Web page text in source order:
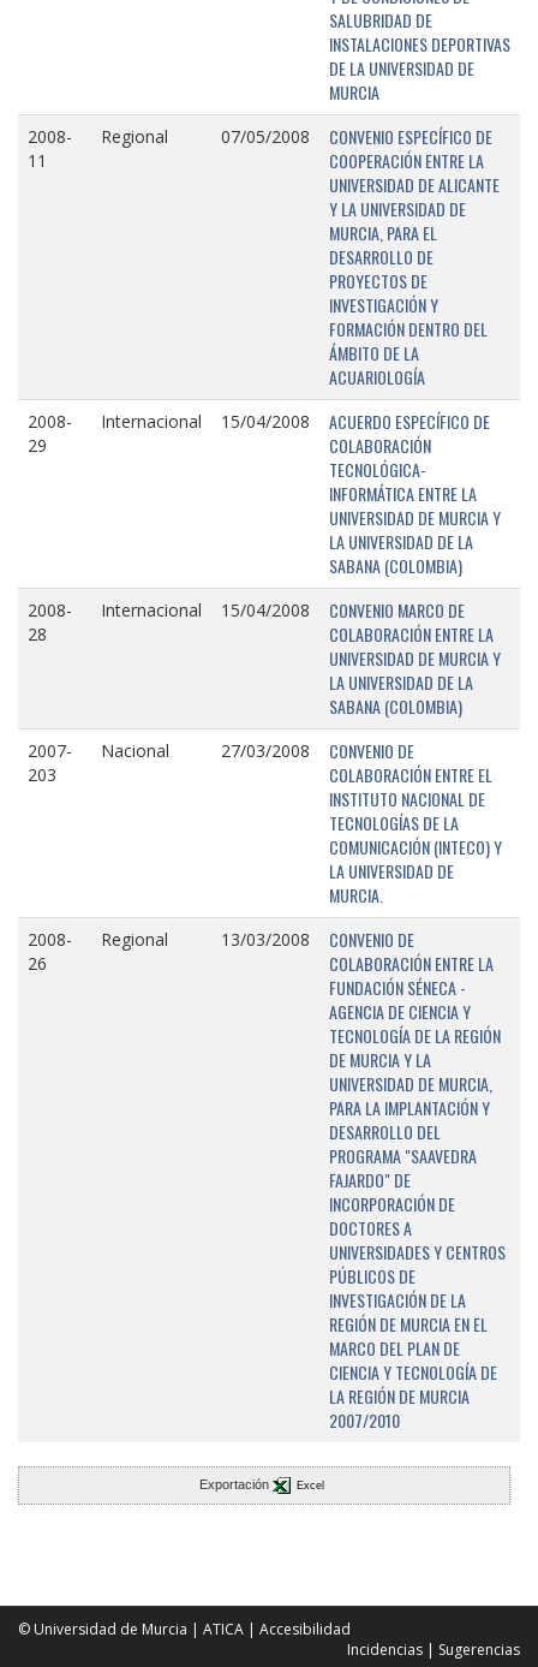
SALUBRIDAD DE
INSTALACIONES DEPORTIVAS
DE LA UNIVERSIDAD DE
MURCIA
2008-
11
Regional 07/05/2008
CONVENIO ESPECÍFICO DE
COOPERACIÓN ENTRE LA
UNIVERSIDAD DE ALICANTE
Y LA UNIVERSIDAD DE
MURCIA, PARA EL
DESARROLLO DE
PROYECTOS DE
INVESTIGACIÓN Y
FORMACIÓN DENTRO DEL
ÁMBITO DE LA
ACUARIOLOGÍA
2008-
29
Internacional 15/04/2008
ACUERDO ESPECÍFICO DE
COLABORACIÓN
TECNOLÓGICA-
INFORMÁTICA ENTRE LA
UNIVERSIDAD DE MURCIA Y
LA UNIVERSIDAD DE LA
SABANA (COLOMBIA)
2008-
28
Internacional 15/04/2008
CONVENIO MARCO DE
COLABORACIÓN ENTRE LA
UNIVERSIDAD DE MURCIA Y
LA UNIVERSIDAD DE LA
SABANA (COLOMBIA)
2007-
203
Nacional 27/03/2008
CONVENIO DE
COLABORACIÓN ENTRE EL
INSTITUTO NACIONAL DE
TECNOLOGÍAS DE LA
COMUNICACIÓN (INTECO) Y
LA UNIVERSIDAD DE
MURCIA.
2008-
26
Regional 13/03/2008
CONVENIO DE
COLABORACIÓN ENTRE LA
FUNDACIÓN SÉNECA -
AGENCIA DE CIENCIA Y
TECNOLOGÍA DE LA REGIÓN
DE MURCIA Y LA
UNIVERSIDAD DE MURCIA,
PARA LA IMPLANTACIÓN Y
DESARROLLO DEL
PROGRAMA "SAAVEDRA
FAJARDO" DE
INCORPORACIÓN DE
DOCTORES A
UNIVERSIDADES Y CENTROS
PÚBLICOS DE
INVESTIGACIÓN DE LA
REGIÓN DE MURCIA EN EL
MARCO DEL PLAN DE
CIENCIA Y TECNOLOGÍA DE
LA REGIÓN DE MURCIA
2007/2010
Exportación Excel
© Universidad de Murcia | ATICA | Accesibilidad
Incidencias | Sugerencias